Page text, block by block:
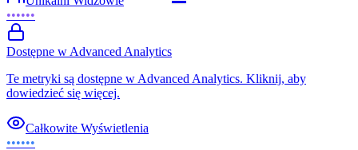
••••••
Dostępne w Advanced Analytics
Te metryki są dostępne w Advanced Analytics. Kliknij, aby
dowiedzieć się więcej.
Całkowite Wyświetlenia
••••••